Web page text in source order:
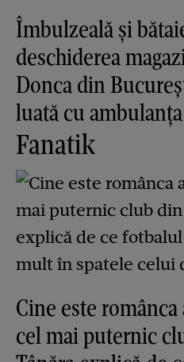
Îmbulzeală și
deschiderea
Donca din
luată cu ambulanța
Fanatik
Cine este românca
cel mai puternic